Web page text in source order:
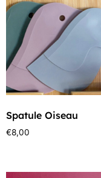
Spatule Oiseau
€8,00